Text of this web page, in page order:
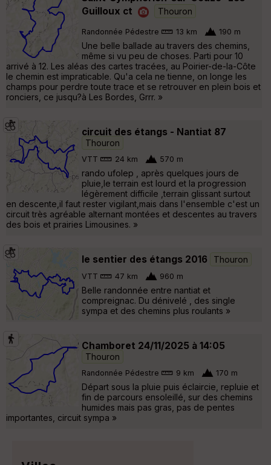
Guilloux ct
Thouron
Randonnée Pédestre 13 km 190 m
Une belle ballade au travers des chemins,
même si vu peu de choses. Parti pour 10
arrivé à 12. Les aléas des cartes tracées, au Poirier-de-la-Côte
le chemin est impraticable. Qu'a cela ne tienne, on longe les
champs pour perdre toute trace et se retrouver en plein bois et
ronciers, ce jusqu?à Les Bordes, Grrr. »
circuit des étangs - Nantiat 87
Thouron
VTT 24 km 570 m
rando ufolep , après quelques jours de
pluie,le terrain est lourd et la progression
légèrement difficile ,terrain glissant surtout
en descente,il faut rester vigilant,mais dans l'ensemble c'est un
circuit très agréable alternant montées et descentes au travers
des bois et prairies Limousines. »
le sentier des étangs 2016 Thouron
VTT 47 km 960 m
Belle randonnée entre nantiat et
compreignac. Du dénivelé , des single
sympa et des chemins plus roulants »
Chamboret 24/11/2025 à 14:05
Thouron
Randonnée Pédestre 9 km 170 m
Départ sous la pluie puis éclaircie, repluie et
fin de parcours ensoleillé, sur des chemins
humides mais pas gras, pas de pentes
importantes, circuit sympa »